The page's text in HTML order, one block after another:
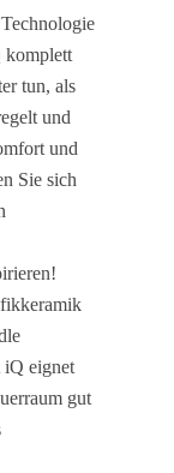
tun, als
und
und
Sie sich
eignet
gut